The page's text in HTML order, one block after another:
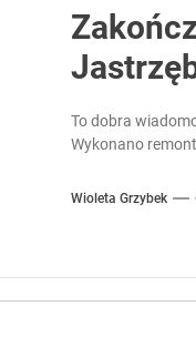
To dobra
Wykonano
Wioleta Grzybek